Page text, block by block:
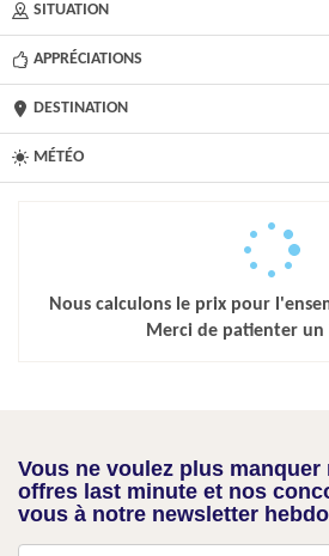
SITUATION
APPRÉCIATIONS
DESTINATION
MÉTÉO
Nous calculons le prix pour
Merci de patienter
Vous ne voulez plus
offres last minute et nos
vous à notre newsletter